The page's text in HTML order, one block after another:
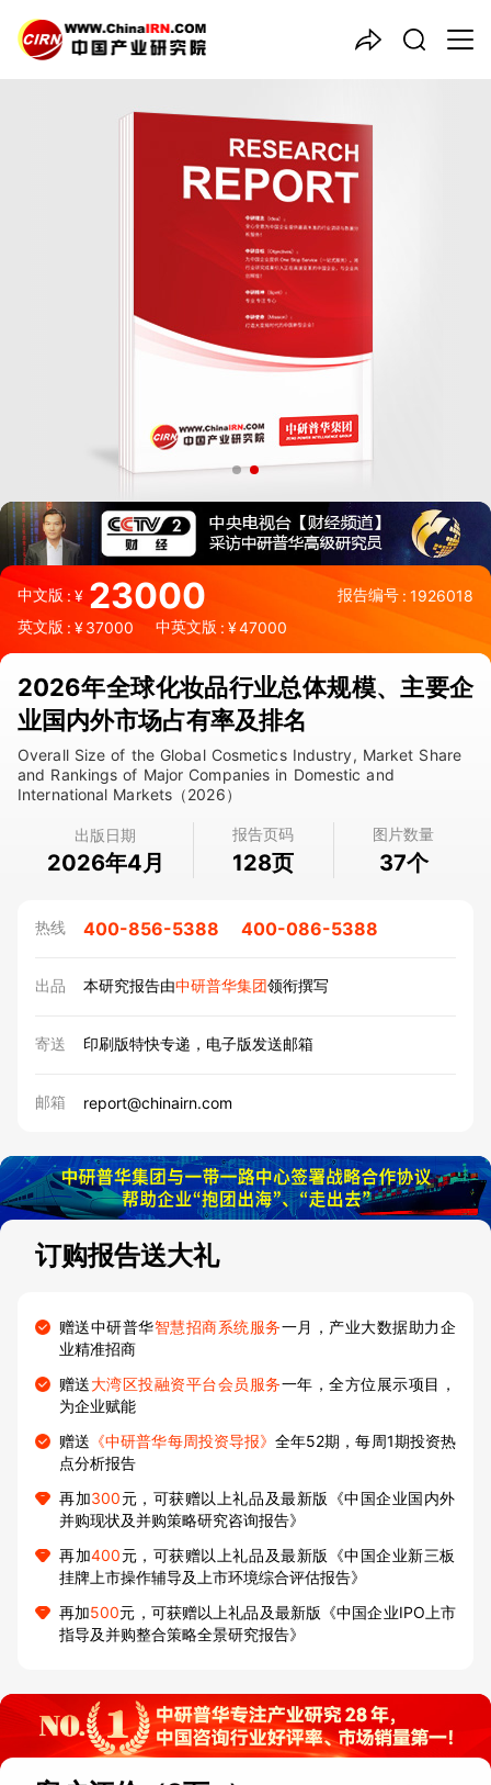
中文版:¥ 23000 报告编号 : 1926018
英文版 : ¥37000 中英文版 : ¥47000
2026年全球化妆品行业总体规模、主要企
业国内外市场占有率及排名
Overall Size of the Global Cosmetics Industry, Market Share
and Rankings of Major Companies in Domestic and
International Markets（2026）
出版日期
2026年4月
报告页码
128页
图片数量
37个
热线 400-856-5388 400-086-5388
出品 本研究报告由中研普华集团领衔撰写
寄送 印刷版特快专递，电子版发送邮箱
邮箱 report@chinairn.com
订购报告送大礼
赠送中研普华智慧招商系统服务一月，产业大数据助力企
业精准招商
赠送大湾区投融资平台会员服务一年，全方位展示项目，
为企业赋能
赠送 《中研普华每周投资导报》全年52期，每周1期投资热
点分析报告
再加300元，可获赠以上礼品及最新版《中国企业国内外
并购现状及并购策略研究咨询报告》
再加400元，可获赠以上礼品及最新版《中国企业新三板
挂牌上市操作辅导及上市环境综合评估报告》
再加500元，可获赠以上礼品及最新版《中国企业IPO上市
指导及并购整合策略全景研究报告》
中国产业咨询领导者
2026年全球
规模、主要企业国内外市场占
有率及排名
品质保障，一年免费更新维护
报告编号：1926018
出版日期：2026年4月
《2026年全球化妆品行业总体规模、主要企业国内外市场占有率
及排名》由中研普华化妆品行业分析专家领衔撰写，主要分析了化
妆品行业的市场规模、发展现状与投资前景，同时对化妆品行业的
未来发展做出科学的趋势预测和专业的化妆品行业数据分析，帮助
客户评估化妆品行业投资价值。
27年研究经验，深度洞察行业驱动力
多元化、高学历的实战型精英团队